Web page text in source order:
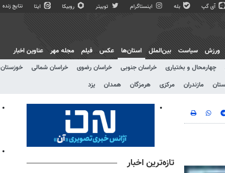
آی گپ بله اینستاگرام توییتر روبیکا ایتا نتایج زنده
ورزش سیاست بین‌الملل
استان‌ها
چهارمحال و بختیاری خراسان جنوبی خراسان رضوی خراسان شمالی خوزستان
مازندران مرکزی هرمزگان همدان یزد
عکس فیلم مجله مهر عناوین اخبار
تازه‌ترین اخبار